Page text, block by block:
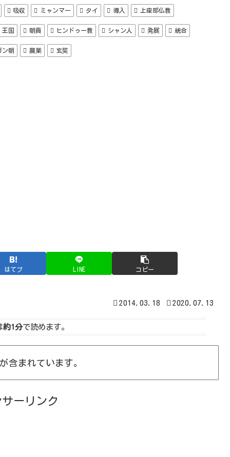
吸収 ミャンマー タイ 導入 上座部仏教
王国 朝貢 ヒンドゥー教 シャン人 発展 統合
ン朝 農業 玄奘
はてブ LINE コピー
2014.03.18 2020.07.13
約1分で読めます。
含まれています。
ーリンク